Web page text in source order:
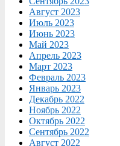
Август 2023
Июль 2023
Июнь 2023
Май 2023
Апрель 2023
Март 2023
Февраль 2023
Январь 2023
Декабрь 2022
Ноябрь 2022
Октябрь 2022
Сентябрь 2022
Август 2022